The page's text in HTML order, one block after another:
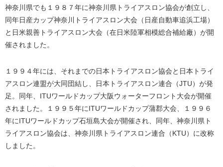
神奈川県でも１９８７年に神奈川県トライアスロン協会が創立し、
同年日産カップ神奈川トライアスロン大会（日産自動車追浜工場）
と日米親善トライアスロン大会（在日米陸軍相模総合補給廠）が開
催されました。
１９９４年には、それまでの日本トライアスロン協会と日本トライ
アスロン連盟が大同団結し、日本トライアスロン連合（JTU）が発
足。同年、ITUワールドカップ大阪ウォーターフロント大会が開催
されました。１９９５年にITUワールドカップ蒲郡大会、１９９６
年にITUワールドカップ石垣島大会が開催され、同年、神奈川県ト
ライアスロン協会は、神奈川県トライアスロン連合（KTU）に改称
しました。